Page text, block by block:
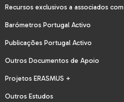
Recursos exclusivos a associados
Barómetros Portugal Activo
Publicações Portugal Activo
Outros Documentos de Apoio
Projetos ERASMUS +
Outros Estudos